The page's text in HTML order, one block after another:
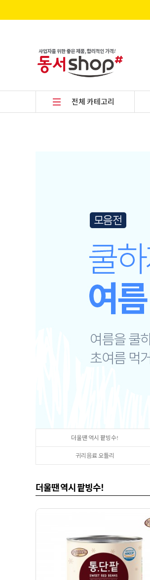
전체 카테고리
더울땐 역시 팥빙수!
귀리음료 오틀리
더울땐 역시 팥빙수!